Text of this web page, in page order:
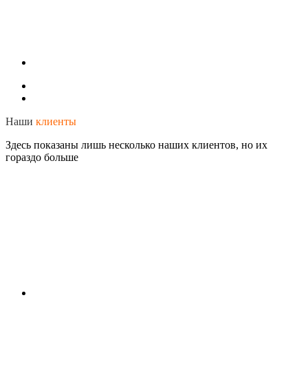
Наши клиенты
Здесь показаны лишь несколько наших клиентов, но их
гораздо больше